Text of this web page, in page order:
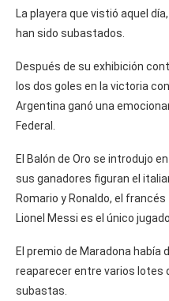
La playera que vistió aquel
han sido subastados.
Después de su exhibición
los dos goles en la victoria
Argentina ganó una
Federal.
El Balón de Oro se introdujo
sus ganadores figuran el
Romario y Ronaldo, el
Lionel Messi es el único
El premio de Maradona había
reaparecer entre varios lotes
subastas.